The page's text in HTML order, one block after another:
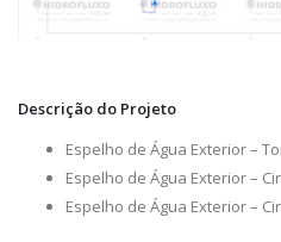
Descrição do Projeto
Espelho de Água Exterior –
Espelho de Água Exterior –
Espelho de Água Exterior –